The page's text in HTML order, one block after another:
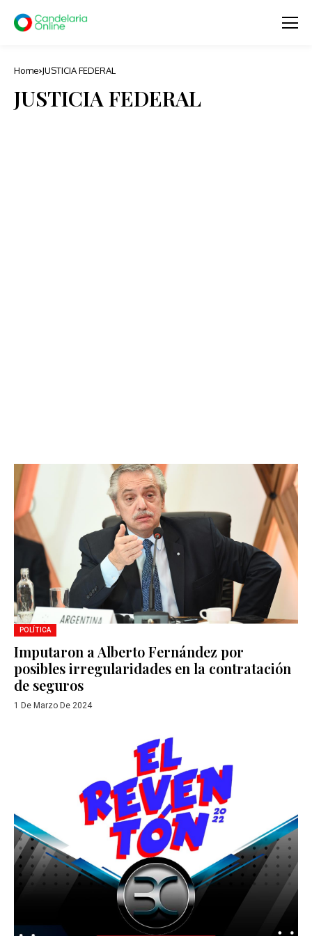
Home JUSTICIA FEDERAL
JUSTICIA FEDERAL
POLÍTICA
Imputaron a Alberto Fernández por
posibles irregularidades en la contratación
de seguros
1 De Marzo De 2024